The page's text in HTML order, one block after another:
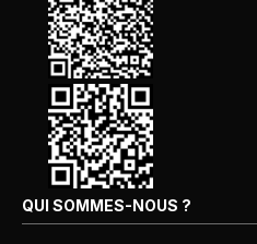
QUI SOMMES-NOUS ?